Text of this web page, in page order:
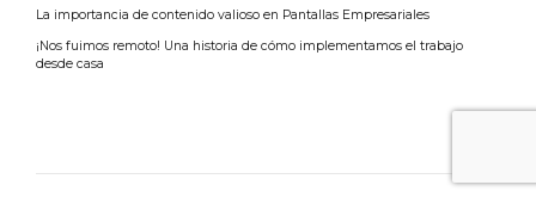
La importancia de contenido valioso en Pantallas Empresariales
¡Nos fuimos remoto! Una historia de cómo implementamos el trabajo
desde casa